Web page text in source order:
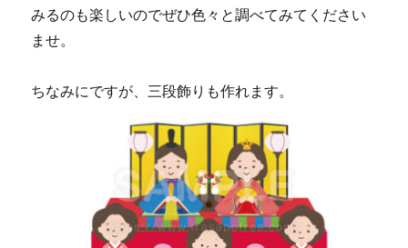
みるのも楽しいのでぜひ色々と調べてみてください
ませ。
ちなみにですが、三段飾りも作れます。